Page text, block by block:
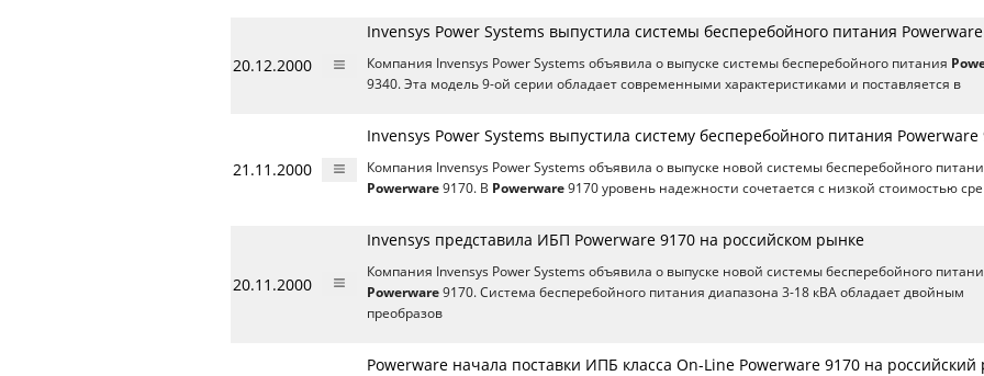
20.12.2000
Invensys Power Systems выпустила системы бесперебойного питания
Компания Invensys Power Systems объявила о выпуске системы бесперебойного питания
9340. Эта модель 9-ой серии обладает современными характеристиками и поставляется в
21.11.2000
Invensys Power Systems выпустила систему бесперебойного питания Powerware
Компания Invensys Power Systems объявила о выпуске новой системы бесперебойного
Powerware 9170. В Powerware 9170 уровень надежности сочетается с низкой стоимостью сре
20.11.2000
Invensys представила ИБП Powerware 9170 на российском рынке
Компания Invensys Power Systems объявила о выпуске новой системы бесперебойного
Powerware 9170. Система бесперебойного питания диапазона 3-18 кВА обладает двойным
преобразов
Powerware начала поставки ИПБ класса On-Line Powerware 9170 на российский